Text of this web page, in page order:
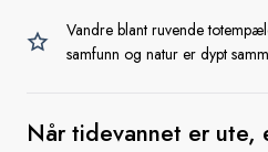
Vandre blant ruvende
samfunn og natur er dypt
Når tidevannet er ute,